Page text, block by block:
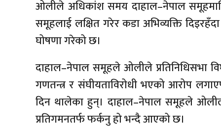
ओलीले अधिकांश समय दाहाल–नेपाल
समूहलाई लक्षित गरेर कडा अभिव्यक्ति
घोषणा गरेको छ।
दाहाल–नेपाल समूहले ओलीले प्रतिनिधिसभा
गणतन्त्र र संघीयताविरोधी भएको आरोप
दिन थालेका हुन्। दाहाल–नेपाल समूहले
प्रतिगमनतर्फ फर्कनु हो भन्दै आएको छ।